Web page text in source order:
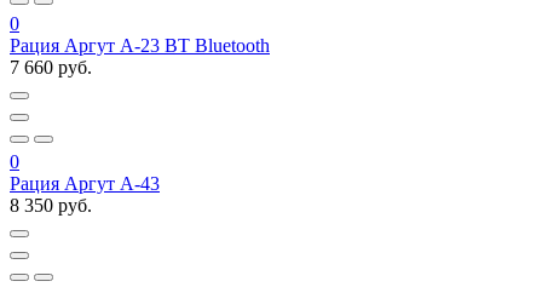
0
Рация Аргут А-23 ВТ Bluetooth
7 660 руб.
0
Рация Аргут А-43
8 350 руб.